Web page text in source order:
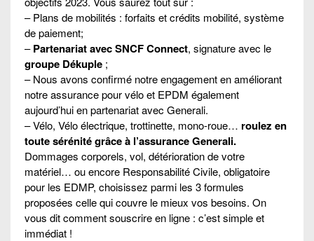
– Plans de mobilités : forfaits et crédits mobilité, système
de paiement;
–Partenariat avec SNCF Connect, signature avec le
groupe Dékuple ;
– Nous avons confirmé notre engagement en améliorant
notre assurance pour vélo et EPDM également
aujourd’hui en partenariat avec Generali.
– Vélo, Vélo électrique, trottinette, mono-roue… roulez en
toute sérénité grâce à l’assurance Generali.
Dommages corporels, vol, détérioration de votre
matériel… ou encore Responsabilité Civile, obligatoire
pour les EDMP, choisissez parmi les 3 formules
proposées celle qui couvre le mieux vos besoins. On
vous dit comment souscrire en ligne : c’est simple et
immédiat !